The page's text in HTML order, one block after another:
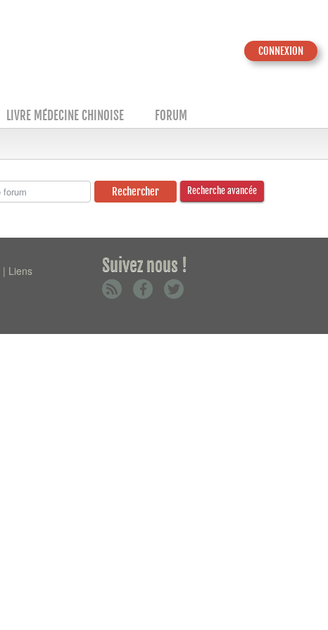
CONNEXION
LIVRE MÉDECINE CHINOISE FORUM
Recherche avancée
Liens Suivez nous !